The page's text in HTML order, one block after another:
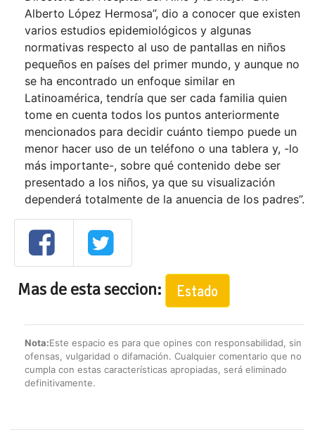
Alberto López Hermosa”, dio a conocer que existen
varios estudios epidemiológicos y algunas
normativas respecto al uso de pantallas en niños
pequeños en países del primer mundo, y aunque no
se ha encontrado un enfoque similar en
Latinoamérica, tendría que ser cada familia quien
tome en cuenta todos los puntos anteriormente
mencionados para decidir cuánto tiempo puede un
menor hacer uso de un teléfono o una tablera y, -lo
más importante-, sobre qué contenido debe ser
presentado a los niños, ya que su visualización
dependerá totalmente de la anuencia de los padres”.
Mas de esta seccion: Estado
Nota:Este espacio es para que opines con responsabilidad, sin
ofensas, vulgaridad o difamación. Cualquier comentario que no
cumpla con estas características apropiadas, será eliminado
definitivamente.